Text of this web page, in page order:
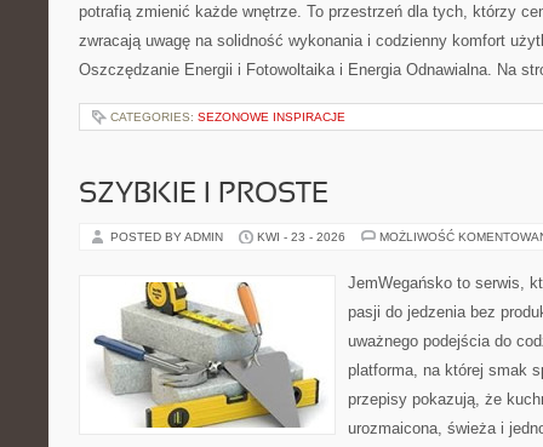
potrafią zmienić każde wnętrze. To przestrzeń dla tych, którzy
zwracają uwagę na solidność wykonania i codzienny komfort
Oszczędzanie Energii i Fotowoltaika i Energia Odnawialna. Na
CATEGORIES: SEZONOWE INSPIRACJE
SZYBKIE I PROSTE
POSTED BY ADMIN KWI - 23 - 2026 MOŻLIWOŚĆ
JemWegańsko to serwis,
pasji do jedzenia bez
uważnego podejścia do
platforma, na której smak
przepisy pokazują, że
urozmaicona, świeża i